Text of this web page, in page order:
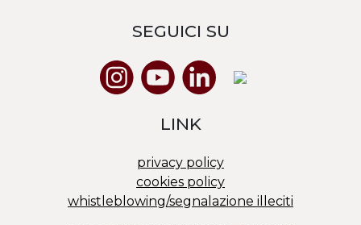
SEGUICI SU
LINK
privacy policy
cookies policy
whistleblowing/segnalazione illeciti